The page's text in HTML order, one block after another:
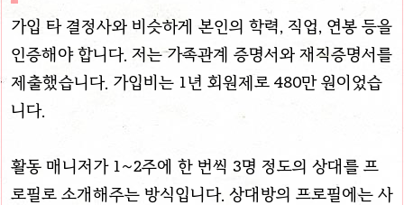
가입 타 결정사와 비슷하게 본인의 학력, 직업, 연봉 등을
인증해야 합니다. 저는 가족관계 증명서와 재직증명서를
제출했습니다. 가입비는 1년 회원제로 480만 원이었습
니다.
활동 매니저가 1~2주에 한 번씩 3명 정도의 상대를 프
로필로 소개해주는 방식입니다. 상대방의 프로필에는 사